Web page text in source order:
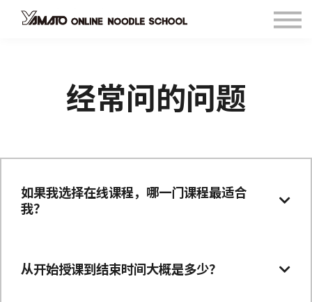
关于我们
语言
经常问的问题
如果我选择在线课程，哪一门课程最适合
我？
从开始授课到结束时间大概是多少？